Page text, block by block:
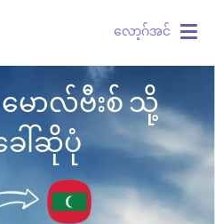
လော့ဂ်အင်
ောလ်ဗီးစ် သို့
ေါ်ဆိုပုံ